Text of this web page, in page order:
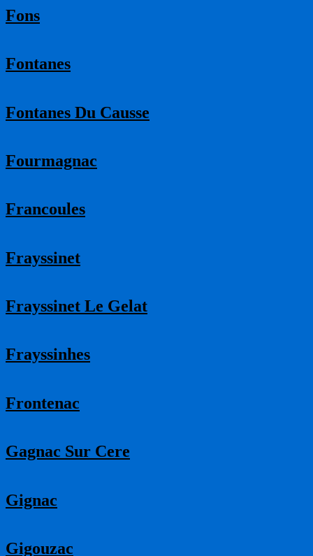
Fons
Fontanes
Fontanes Du Causse
Fourmagnac
Francoules
Frayssinet
Frayssinet Le Gelat
Frayssinhes
Frontenac
Gagnac Sur Cere
Gignac
Gigouzac